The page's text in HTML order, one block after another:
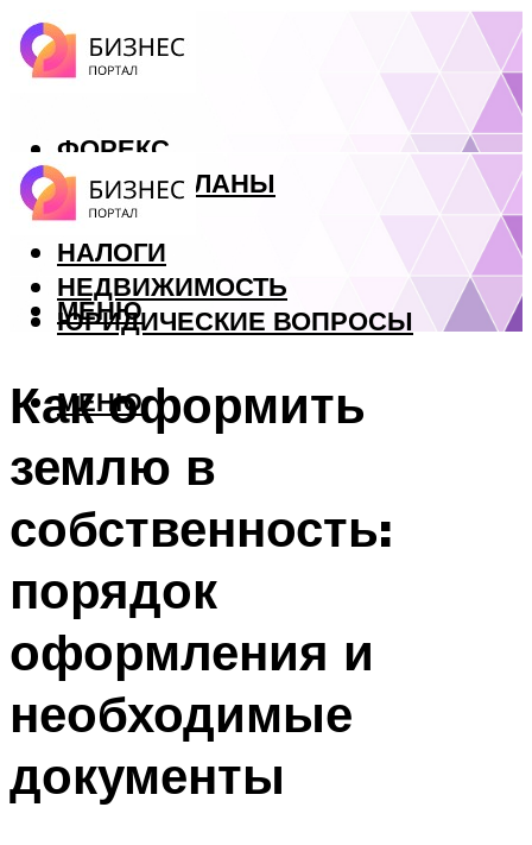
ФОРЕКС
БИЗНЕС ПЛАНЫ
КРЕДИТЫ
НАЛОГИ
НЕДВИЖИМОСТЬ
ЮРИДИЧЕСКИЕ ВОПРОСЫ
МЕНЮ
МЕНЮ
Как оформить
землю в
собственность:
порядок
оформления и
необходимые
документы